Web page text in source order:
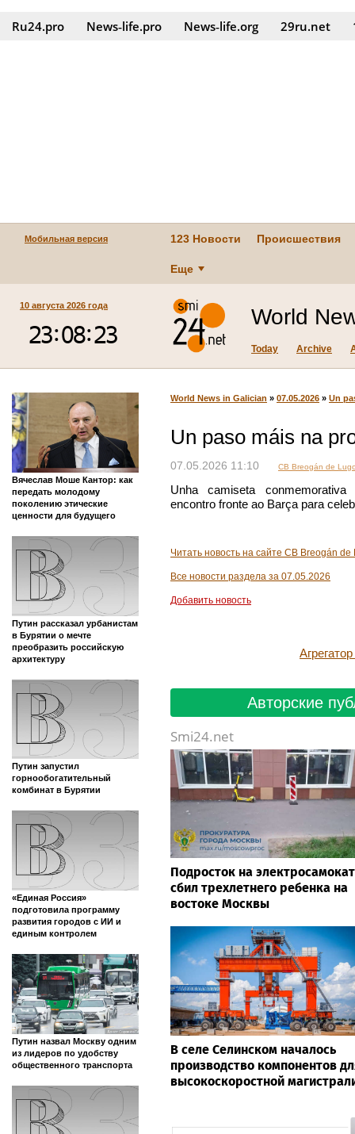
Ru24.pro News‑life.pro News‑life.org 29ru.net
Мобильная версия 123 Новости Происшествия
Еще
10 августа 2026 года World
Today Archive
Вячеслав Моше Кантор: как
передать молодому
поколению этические
ценности для будущего
Путин рассказал урбанистам
в Бурятии о мечте
преобразить российскую
архитектуру
Путин запустил
горнообогатительный
комбинат в Бурятии
«Единая Россия»
подготовила программу
развития городов с ИИ и
единым контролем
Путин назвал Москву одним
из лидеров по удобству
общественного транспорта
World News in Galician » 07.05.2026 » Un
Un paso máis na
07.05.2026 11:10 CB Breogán de
Unha camiseta
encontro fronte ao Barça para
Читать новость на сайте CB Breogán de
Все новости раздела за 07.05.2026
Добавить новость
Авторские
Smi24.net
Подросток на
сбил трехлетнего ребенка на
востоке Москвы
В селе Селинском началось
производство компонентов
высокоскоростной